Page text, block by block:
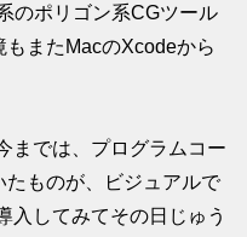
のポリゴン系CGツール
またMacのXcodeから
までは、プログラムコー
たものが、ビジュアルで
入してみてその日じゅう